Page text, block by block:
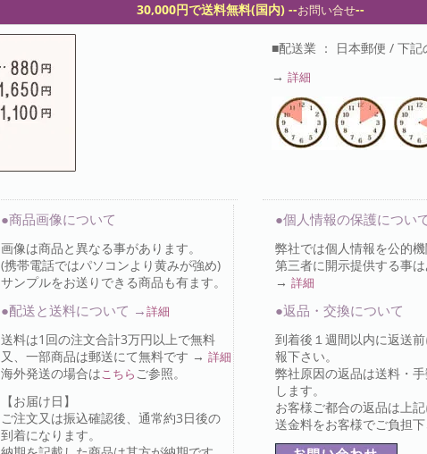
30,000円で送料無料(国内) --お問い合せ--
■配送業 ： 日本郵便 / 下記
→詳細
●商品画像について
画像は商品と異なる事があります。
(携帯電話ではパソコンより黄みが強め)
サンプルをお送りできる商品も有ます。
●配送と送料について →詳細
送料は1回の注文合計3万円以上で無料
又、一部商品は郵送にて無料です →詳細
海外発送の場合はこちら ご参照。
【お届け日】
ご注文又は振込確認後、通常約3日後の
到着になります。
●個人情報の保護につい
弊社では個人情報を公的
第三者に開示提供する事は
→ 詳細
●返品・交換について
到着後１週間以内に返送
報下さい。
弊社原因の返品は送料・
します。
お客様ご都合の返品は上記
送金料をお客様でご負担